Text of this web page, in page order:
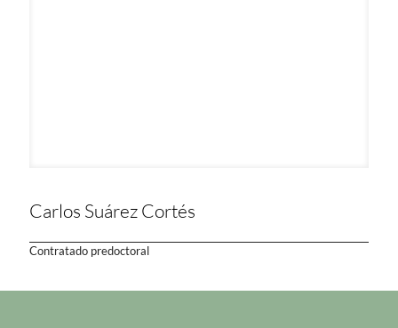
Carlos Suárez Cortés
Contratado predoctoral